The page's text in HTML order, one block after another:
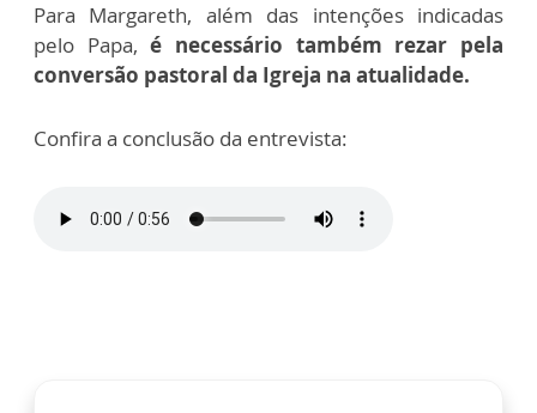
Para Margareth, além das intenções indicadas
pelo Papa,é necessário também rezar pela
conversão pastoral da Igreja na atualidade.
Confira a conclusão da entrevista: